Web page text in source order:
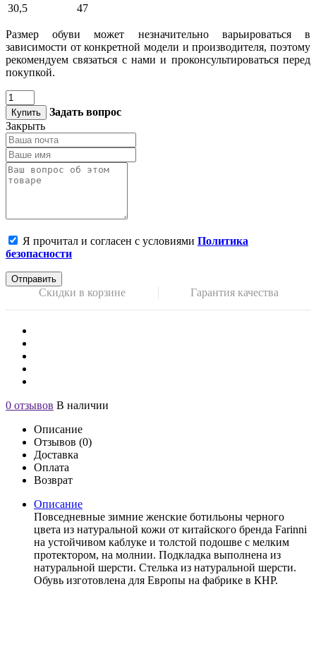
30,5
47
Размер обуви может незначительно варьироваться в
зависимости от конкретной модели и производителя, поэтому
рекомендуем связаться с нами и проконсультироваться перед
покупкой.
Купить
Задать вопрос
Закрыть
Я прочитал и согласен с условиями Политика
безопасности
Отправить
Скидки в корзине Гарантия качества
0 отзывов В наличии
Описание
Отзывов (0)
Доставка
Оплата
Возврат
Описание
Повседневные зимние женские ботильоны черного
цвета из натуральной кожи от китайского бренда Farinni
на устойчивом каблуке и толстой подошве с мелким
протектором, на молнии. Подкладка выполнена из
натуральной шерсти. Стелька из натуральной шерсти.
Обувь изготовлена для Европы на фабрике в КНР.